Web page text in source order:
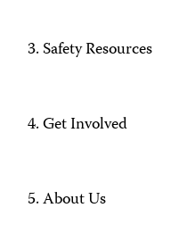
Safety Resources
Get Involved
About Us